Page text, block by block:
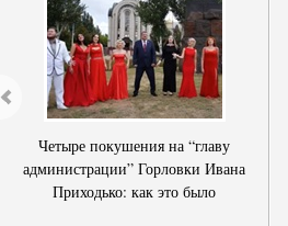
Четыре покушения на “главу
администрации” Горловки Ивана
Приходько: как это было